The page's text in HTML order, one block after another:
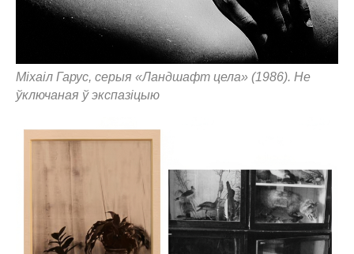
Міхаіл Гарус, серыя «Ландшафт цела» (1986). Не
ўключаная ў экспазіцыю